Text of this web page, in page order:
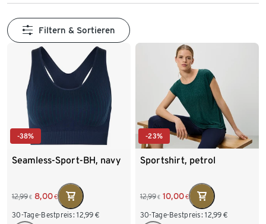
Filtern & Sortieren
-38%
Seamless-Sport-BH, navy
12,99 € 8,00€
30-Tage-Bestpreis: 12,99 €
-23%
Sportshirt, petrol
12,99 € 10,00€
30-Tage-Bestpreis: 12,99 €